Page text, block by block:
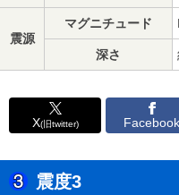
震源
マグニチュード
深さ
X(旧twitter) Facebook
震度3